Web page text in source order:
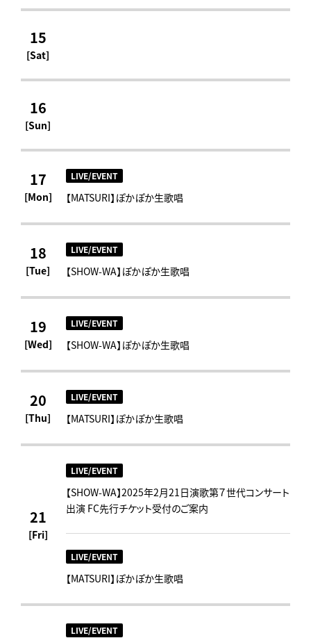
15
[Sat]
16
[Sun]
17
[Mon]
LIVE/EVENT
【MATSURI】ぽかぽか生歌唱
18
[Tue]
LIVE/EVENT
【SHOW-WA】ぽかぽか生歌唱
19
[Wed]
LIVE/EVENT
【SHOW-WA】ぽかぽか生歌唱
20
[Thu]
LIVE/EVENT
【MATSURI】ぽかぽか生歌唱
21
[Fri]
LIVE/EVENT
【SHOW-WA】2025年2月21日演歌第７世代コンサート
出演 FC先行チケット受付のご案内
LIVE/EVENT
【MATSURI】ぽかぽか生歌唱
LIVE/EVENT